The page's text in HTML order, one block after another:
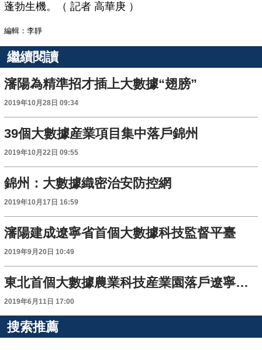
蓬勃生機。（ 記者 高華庚 ）
編輯：李靜
繼續閱讀
瀋陽為精準招才插上大數據“翅膀”
2019年10月28日 09:34
39個大數據産業項目集中落戶錦州
2019年10月22日 09:55
錦州：大數據織密治安防控網
2019年10月17日 16:59
瀋陽建成遼寧省首個大數據科技監督平臺
2019年9月20日 10:49
東北首個大數據農業科技産業園落戶遼寧法庫
2019年6月11日 17:00
搜索推薦